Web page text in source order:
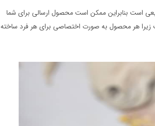
است بنابراین ممکن است محصول ارسالی برای شما
زیرا هر محصول به صورت اختصاصی برای هر فرد ساخته